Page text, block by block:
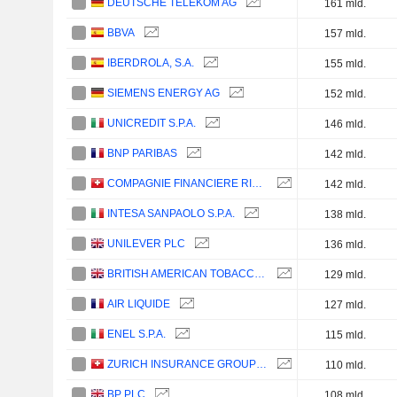
DEUTSCHE TELEKOM AG 161 mld.
BBVA 157 mld.
IBERDROLA, S.A. 155 mld.
SIEMENS ENERGY AG 152 mld.
UNICREDIT S.P.A. 146 mld.
BNP PARIBAS 142 mld.
COMPAGNIE FINANCIERE RICHEMONT 142 mld.
INTESA SANPAOLO S.P.A. 138 mld.
UNILEVER PLC 136 mld.
BRITISH AMERICAN TOBACCO P.L.C. 129 mld.
AIR LIQUIDE 127 mld.
ENEL S.P.A. 115 mld.
ZURICH INSURANCE GROUP LTD 110 mld.
BP PLC